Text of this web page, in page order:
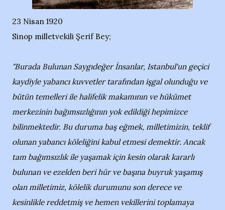
23 Nisan 1920
Sinop milletvekili Şerif Bey;
"Burada Bulunan Saygıdeğer İnsanlar, Istanbul'un geçici
kaydiyle yabancı kuvvetler tarafından işgal olunduğu ve
bütün temelleri ile halifelik makamının ve hükümet
merkezinin bağımsızlığının yok edildiği hepimizce
bilinmektedir. Bu duruma baş eğmek, milletimizin, teklif
olunan yabancı köleliğini kabul etmesi demektir. Ancak
tam bağımsızlık ile yaşamak için kesin olarak kararlı
bulunan ve ezelden beri hür ve başına buyruk yaşamış
olan milletimiz, kölelik durumunu son derece ve
kesinlikle reddetmiş ve hemen vekillerini toplamaya